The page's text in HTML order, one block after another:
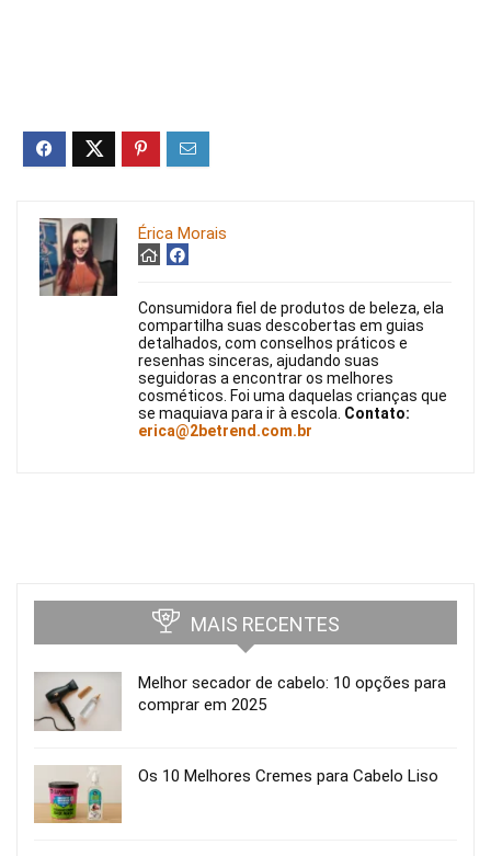
Érica Morais
Consumidora fiel de produtos de beleza, ela
compartilha suas descobertas em guias
detalhados, com conselhos práticos e
resenhas sinceras, ajudando suas
seguidoras a encontrar os melhores
cosméticos. Foi uma daquelas crianças que
se maquiava para ir à escola. Contato:
erica@2betrend.com.br
MAIS RECENTES
Melhor secador de cabelo: 10 opções para
comprar em 2025
Os 10 Melhores Cremes para Cabelo Liso